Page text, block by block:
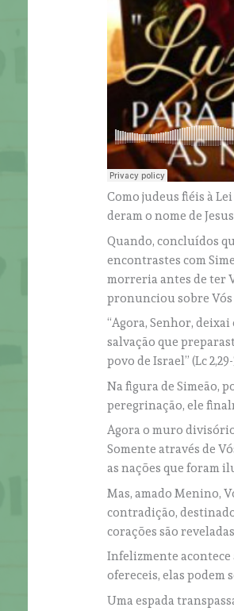
Como judeus fiéis à
deram o nome de
Quando, concluídos
encontrastes com
morreria antes de ter
pronunciou sobre Vós
“Agora, Senhor,
salvação que
povo de Israel” (Lc 2,29-
Na figura de Simeão,
peregrinação, ele
Agora o muro
Somente através de
as nações que foram
Mas, amado Menino,
contradição,
corações são reveladas
Infelizmente acontece
ofereceis, elas podem
Uma espada